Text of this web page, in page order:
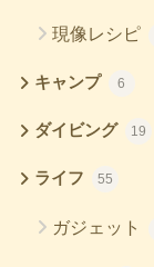
現像レシピ
キャンプ 6
ダイビング 19
ライフ 55
ガジェット